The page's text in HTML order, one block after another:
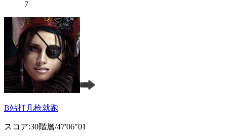
7
B站打几枪就跑
スコア:30階層/47'06"01